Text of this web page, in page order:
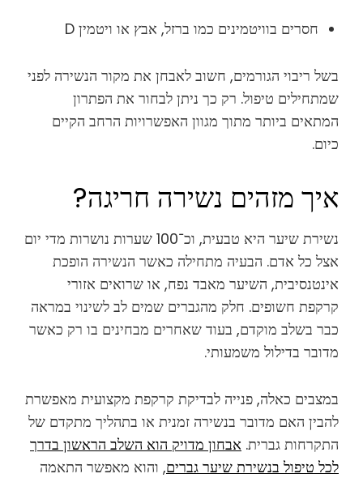
חסרים בוויטמינים כמו ברזל, אבץ או ויטמין D
בשל ריבוי הגורמים, חשוב לאבחן את מקור הנשירה לפני
שמתחילים טיפול. רק כך ניתן לבחור את הפתרון
המתאים ביותר מתוך מגוון האפשרויות הרחב הקיים
כיום.
איך מזהים נשירה חריגה?
נשירת שיער היא טבעית, וכ־100 שערות נושרות מדי יום
אצל כל אדם. הבעיה מתחילה כאשר הנשירה הופכת
אינטנסיבית, השיער מאבד נפח, או שרואים אזורי
קרקפת חשופים. חלק מהגברים שמים לב לשינוי במראה
כבר בשלב מוקדם, בעוד שאחרים מבחינים בו רק כאשר
מדובר בדילול משמעותי.
במצבים כאלה, פנייה לבדיקת קרקפת מקצועית מאפשרת
להבין האם מדובר בנשירה זמנית או בתהליך מתקדם של
התקרחות גברית. אבחון מדויק הוא השלב הראשון בדרך
לכל טיפול בנשירת שיער גברים, והוא מאפשר התאמה